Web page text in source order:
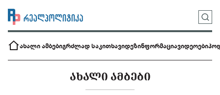
ახალი ამბებიგრძლად საკითხავიდეზინფორმაციავიდეოები
ᲐᲮᲐᲚᲘ ᲐᲛᲑᲔᲑᲘ